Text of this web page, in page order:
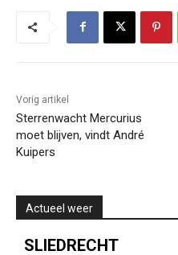
Vorig artikel
Sterrenwacht Mercurius
moet blijven, vindt André
Kuipers
Actueel weer
SLIEDRECHT